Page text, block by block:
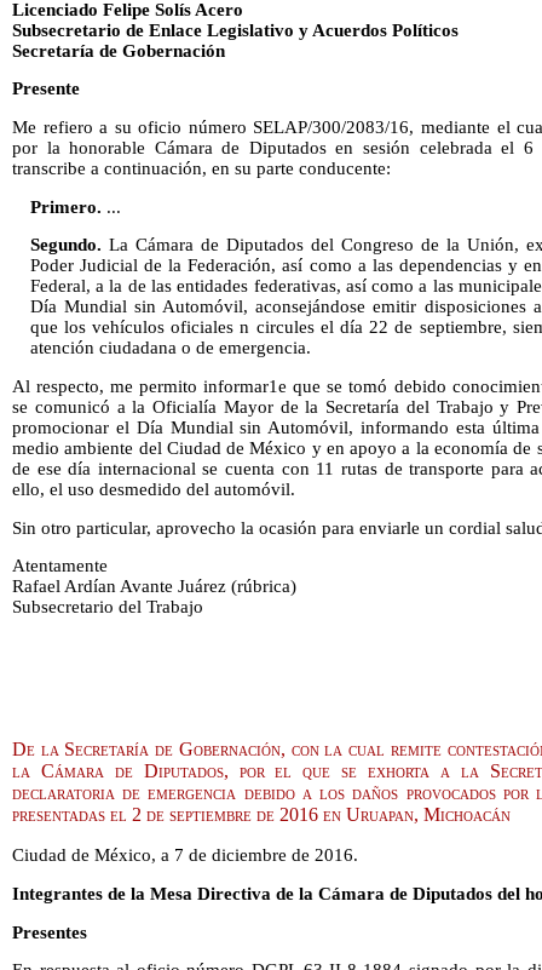
Licenciado Felipe Solís Acero
Subsecretario de Enlace Legislativo y Acuerdos Políticos
Secretaría de Gobernación
Presente
Me refiero a su oficio número SELAP/300/2083/16, mediante el
por la honorable Cámara de Diputados en sesión celebrada el 6
transcribe a continuación, en su parte conducente:
Primero. ...
Segundo. La Cámara de Diputados del Congreso de la Unión,
Poder Judicial de la Federación, así como a las dependencias y
Federal, a la de las entidades federativas, así como a las
Día Mundial sin Automóvil, aconsejándose emitir disposiciones
que los vehículos oficiales n circules el día 22 de septiembre,
atención ciudadana o de emergencia.
Al respecto, me permito informar1e que se tomó debido
se comunicó a la Oficialía Mayor de la Secretaría del Trabajo y
promocionar el Día Mundial sin Automóvil, informando esta
medio ambiente del Ciudad de México y en apoyo a la economía de
de ese día internacional se cuenta con 11 rutas de transporte para
ello, el uso desmedido del automóvil.
Sin otro particular, aprovecho la ocasión para enviarle un cordial
Atentamente
Rafael Ardían Avante Juárez (rúbrica)
Subsecretario del Trabajo
De la Secretaría de Gobernación, con la cual remite
la Cámara de Diputados, por el que se exhorta a la
declaratoria de emergencia debido a los daños provocados
presentadas el 2 de septiembre de 2016 en Uruapan, Michoacán
Ciudad de México, a 7 de diciembre de 2016.
Integrantes de la Mesa Directiva de la Cámara de Diputados del
Presentes